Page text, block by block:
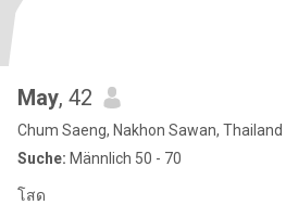
May, 42
Chum Saeng, Nakhon Sawan, Thailand
Suche: Männlich 50 - 70
โสด